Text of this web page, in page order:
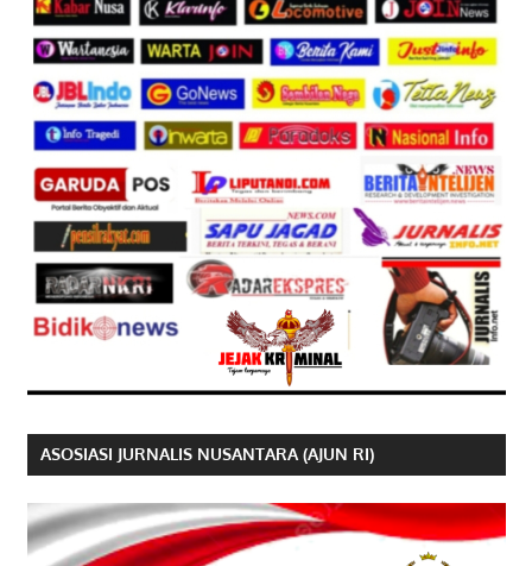
ASOSIASI JURNALIS NUSANTARA (AJUN RI)